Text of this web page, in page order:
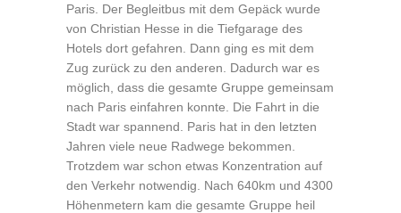
Paris. Der Begleitbus mit dem Gepäck wurde
von Christian Hesse in die Tiefgarage des
Hotels dort gefahren. Dann ging es mit dem
Zug zurück zu den anderen. Dadurch war es
möglich, dass die gesamte Gruppe gemeinsam
nach Paris einfahren konnte. Die Fahrt in die
Stadt war spannend. Paris hat in den letzten
Jahren viele neue Radwege bekommen.
Trotzdem war schon etwas Konzentration auf
den Verkehr notwendig. Nach 640km und 4300
Höhenmetern kam die gesamte Gruppe heil